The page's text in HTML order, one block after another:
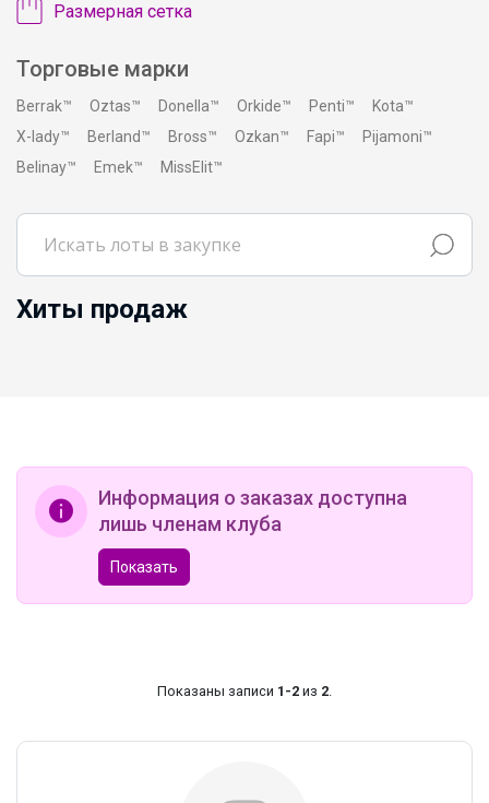
Размерная сетка
Торговые марки
Berrak™ Oztas™ Donella™ Orkide™ Penti™
Kota™
X-lady™
Berland™ Bross™ Ozkan™ Fapi™
Pijamoni™
Belinay™
Emek™ MissElit™
Хиты продаж
Информация о заказах доступна
лишь членам клуба
Показать
Показаны записи 1-2 из 2.